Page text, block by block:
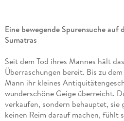
Eine bewegende Spurensuche auf
Sumatras
Seit dem Tod ihres Mannes hält
Überraschungen bereit. Bis zu
Mann ihr kleines
wunderschöne Geige überreicht.
verkaufen, sondern behauptet, sie
keinen Reim darauf machen, fühlt